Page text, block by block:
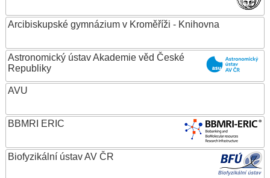
Arcibiskupské gymnázium v Kroměříži - Knihovna
Astronomický ústav Akademie věd České
Republiky
AVU
BBMRI ERIC
Biofyzikální ústav AV ČR